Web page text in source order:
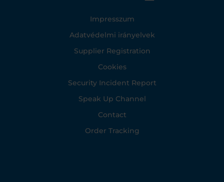
Impresszum
Adatvédelmi irányelvek
Supplier Registration
Cookies
Security Incident Report
Speak Up Channel
Contact
Order Tracking